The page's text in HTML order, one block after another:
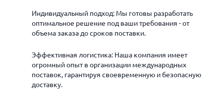
Индивидуальный подход: Мы готовы разработать
оптимальное решение под ваши требования - от
объема заказа до сроков поставки.
Эффективная логистика: Наша компания имеет
огромный опыт в организации международных
поставок, гарантируя своевременную и безопасную
доставку.